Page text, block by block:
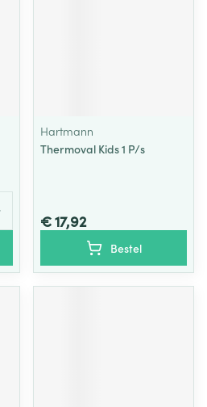
Hartmann
Thermoval Kids 1 P/s
€ 17,92
Bestel